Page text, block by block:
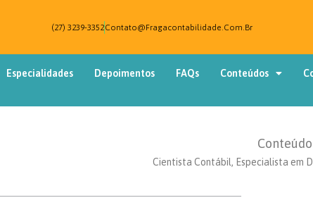
(27) 3239-3352Contato@fragacontabilidade.com.br
Especialidades Depoimentos FAQs Conteúdos
Cientista Contábil, Especialista em